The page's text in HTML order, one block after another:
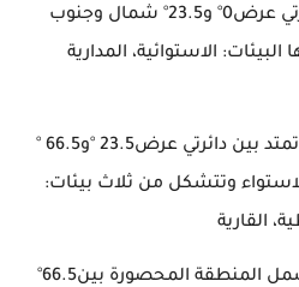
عرض0
° و23.5 ° شمال وجنوب
الاستوائية، المدارية
تمتد بين دائرتي عرض23.5 °و66.5
°
وتتشكل من ثلاث بيئات:
القارية
المنطقة المحصورة بين66.5
°